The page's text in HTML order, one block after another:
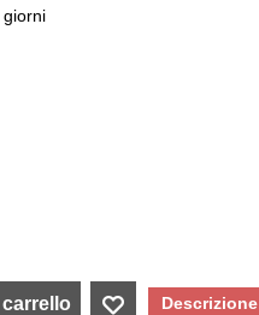
giorni
Descrizione